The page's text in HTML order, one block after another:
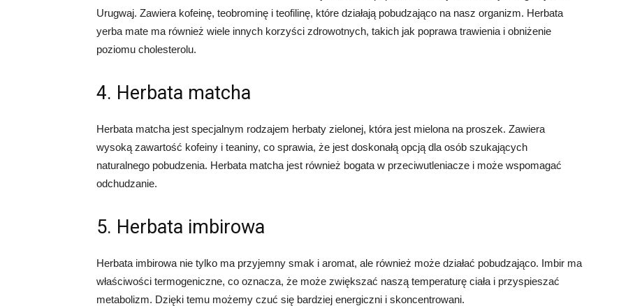
Urugwaj. Zawiera kofeinę, teobrominę i teofilinę, które działają pobudzająco na nasz organizm. Herbata
yerba mate ma również wiele innych korzyści zdrowotnych, takich jak poprawa trawienia i obniżenie
poziomu cholesterolu.
4. Herbata matcha
Herbata matcha jest specjalnym rodzajem herbaty zielonej, która jest mielona na proszek. Zawiera
wysoką zawartość kofeiny i teaniny, co sprawia, że jest doskonałą opcją dla osób szukających
naturalnego pobudzenia. Herbata matcha jest również bogata w przeciwutleniacze i może wspomagać
odchudzanie.
5. Herbata imbirowa
Herbata imbirowa nie tylko ma przyjemny smak i aromat, ale również może działać pobudzająco. Imbir ma
właściwości termogeniczne, co oznacza, że może zwiększać naszą temperaturę ciała i przyspieszać
metabolizm. Dzięki temu możemy czuć się bardziej energiczni i skoncentrowani.